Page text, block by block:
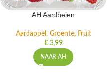
AH Aardbeien
Aardappel, Groente, Fruit
€3,99
NAAR AH